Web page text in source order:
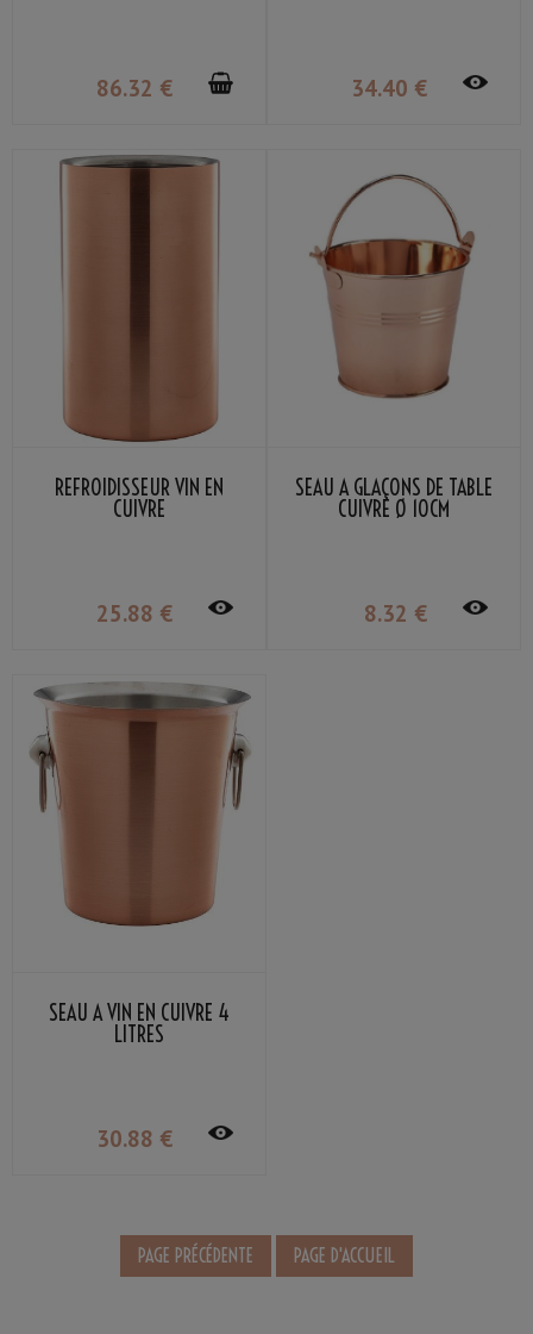
86.32 € 34.40 €
REFROIDISSEUR VIN EN
CUIVRE
25.88 €
SEAU À GLAÇONS DE TABLE
CUIVRE Ø 10CM
8.32 €
SEAU À VIN EN CUIVRE 4
LITRES
30.88 €